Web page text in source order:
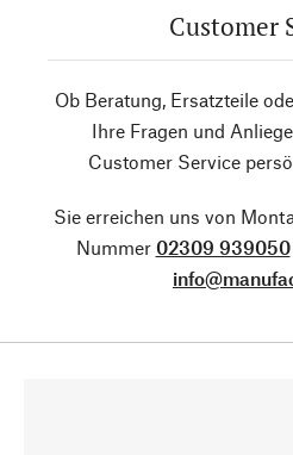
Customer
Ob Beratung, Ersatzteile
Ihre Fragen und
Customer Service
Sie erreichen uns von
Nummer 02309 939050